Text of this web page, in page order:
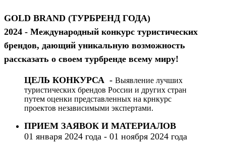
GOLD BRAND (ТУРБРЕНД ГОДА)
2024 - Международный конкурс туристических
брендов, дающий уникальную возможность
рассказать о своем турбренде всему миру!
ЦЕЛЬ КОНКУРСА - Выявление лучших
туристических брендов России и других стран
путем оценки представленных на крнкурс
проектов независимыми экспертами.
ПРИЕМ ЗАЯВОК И МАТЕРИАЛОВ
01 января 2024 года - 01 ноября 2024 года